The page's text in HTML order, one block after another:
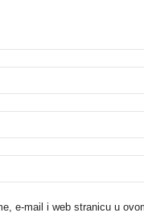
e-mail i web stranicu u